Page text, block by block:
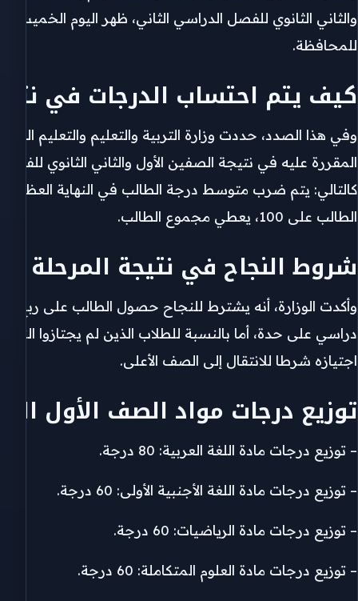
والثاني الثانوي للفصل الدراسي الثاني، ظهر اليوم الخميس
للمحافظة.
كيف يتم احتساب الدرجات في
وفي هذا الصدد، حددت وزارة التربية والتعليم والتعليم
المقررة عليه في نتيجة الصفين الأول والثاني الثانوي
كالتالي: يتم ضرب متوسط درجة الطالب في النهاية العظمى
الطالب على 100، يعطي مجموع الطالب.
شروط النجاح في نتيجة المرحلة
وأكدت الوزارة، أنه يشترط للنجاح حصول الطالب على ربع
دراسي على حدة، أما بالنسبة للطلاب الذين لم يجتازوا
اجتيازه شرطا للانتقال إلى الصف الأعلى.
توزيع درجات مواد الصف الأول
– توزيع درجات مادة اللغة العربية: 80 درجة.
– توزيع درجات مادة اللغة الأجنبية الأولى: 60 درجة.
– توزيع درجات مادة الرياضيات: 60 درجة.
– توزيع درجات مادة العلوم المتكاملة: 60 درجة.